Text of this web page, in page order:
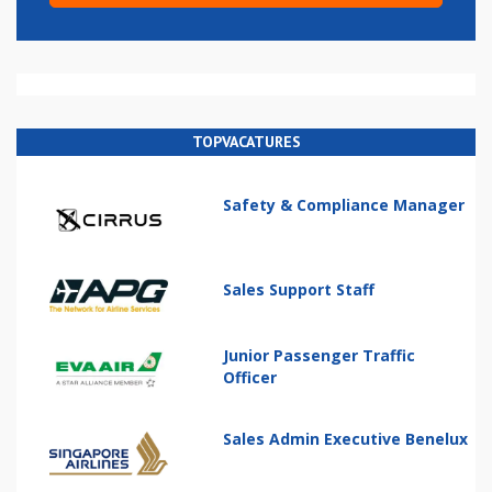
TOPVACATURES
Safety & Compliance Manager
Sales Support Staff
Junior Passenger Traffic
Officer
Sales Admin Executive Benelux